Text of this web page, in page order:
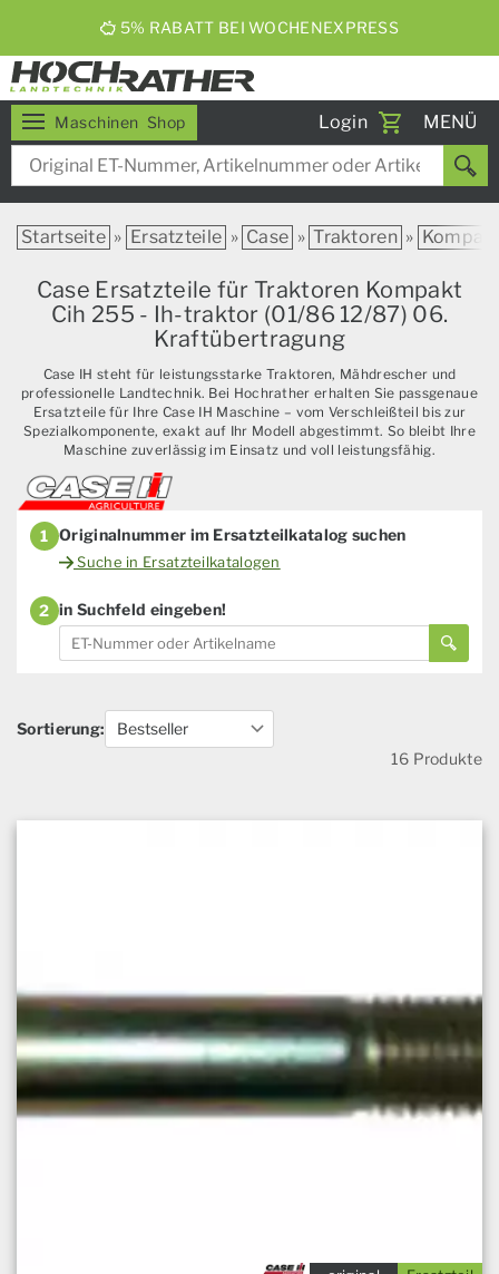
5% RABATT BEI WOCHENEXPRESS
Maschinen Shop Login
Toggle
MENÜ
Startseite » Ersatzteile » Case » Traktoren »
Case Ersatzteile für Traktoren Kompakt
Cih 255 - Ih-traktor (01/86 12/87) 06.
Kraftübertragung
Case IH steht für leistungsstarke Traktoren, Mähdrescher und
professionelle Landtechnik. Bei Hochrather erhalten Sie passgenaue
Ersatzteile für Ihre Case IH Maschine – vom Verschleißteil bis zur
Spezialkomponente, exakt auf Ihr Modell abgestimmt. So bleibt Ihre
Maschine zuverlässig im Einsatz und voll leistungsfähig.
1 Originalnummer im Ersatzteilkatalog suchen
Suche in Ersatzteilkatalogen
2 in Suchfeld eingeben!
Sortierung:
16 Produkte